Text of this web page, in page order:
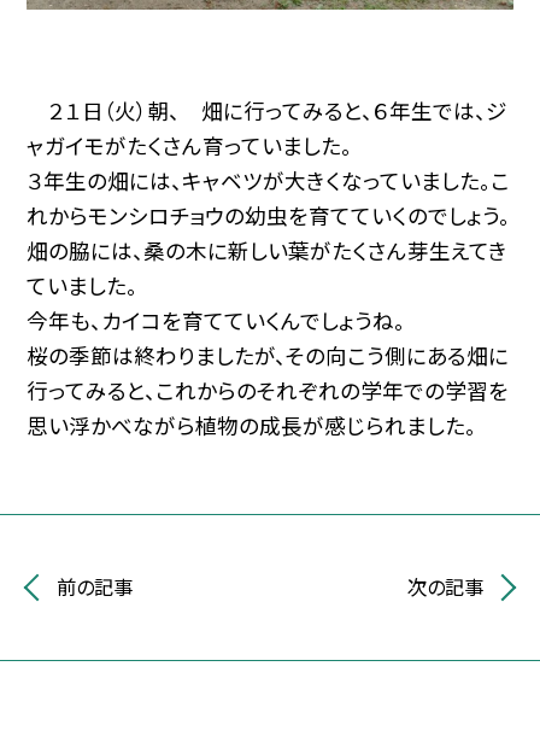
２１日（火）朝、 畑に行ってみると、６年生では、ジ
ャガイモがたくさん育っていました。
３年生の畑には、キャベツが大きくなっていました。こ
れからモンシロチョウの幼虫を育てていくのでしょう。
畑の脇には、桑の木に新しい葉がたくさん芽生えてき
ていました。
今年も、カイコを育てていくんでしょうね。
桜の季節は終わりましたが、その向こう側にある畑に
行ってみると、これからのそれぞれの学年での学習を
思い浮かべながら植物の成長が感じられました。
前の記事 次の記事